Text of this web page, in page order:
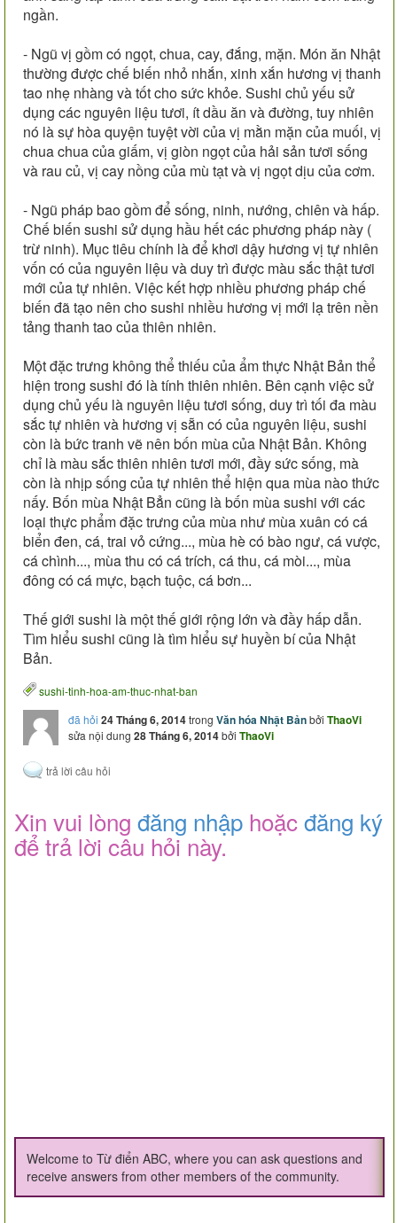
ngần.
- Ngũ vị gồm có ngọt, chua, cay, đắng, mặn. Món ăn Nhật
thường được chế biến nhỏ nhắn, xinh xắn hương vị thanh
tao nhẹ nhàng và tốt cho sức khỏe. Sushi chủ yếu sử
dụng các nguyên liệu tươi, ít dầu ăn và đường, tuy nhiên
nó là sự hòa quyện tuyệt vời của vị mằn mặn của muối, vị
chua chua của giấm, vị giòn ngọt của hải sản tươi sống
và rau củ, vị cay nồng của mù tạt và vị ngọt dịu của cơm.
- Ngũ pháp bao gồm để sống, ninh, nướng, chiên và hấp.
Chế biến sushi sử dụng hầu hết các phương pháp này (
trừ ninh). Mục tiêu chính là để khơi dậy hương vị tự nhiên
vốn có của nguyên liệu và duy trì được màu sắc thật tươi
mới của tự nhiên. Việc kết hợp nhiều phương pháp chế
biến đã tạo nên cho sushi nhiều hương vị mới lạ trên nền
tảng thanh tao của thiên nhiên.
Một đặc trưng không thể thiếu của ẩm thực Nhật Bản thể
hiện trong sushi đó là tính thiên nhiên. Bên cạnh việc sử
dụng chủ yếu là nguyên liệu tươi sống, duy trì tối đa màu
sắc tự nhiên và hương vị sẵn có của nguyên liệu, sushi
còn là bức tranh vẽ nên bốn mùa của Nhật Bản. Không
chỉ là màu sắc thiên nhiên tươi mới, đầy sức sống, mà
còn là nhịp sống của tự nhiên thể hiện qua mùa nào thức
nấy. Bốn mùa Nhật Bẳn cũng là bốn mùa sushi với các
loại thực phẩm đặc trưng của mùa như mùa xuân có cá
biển đen, cá, trai vỏ cứng..., mùa hè có bào ngư, cá vược,
cá chình..., mùa thu có cá trích, cá thu, cá mòi..., mùa
đông có cá mực, bạch tuộc, cá bơn...
Thế giới sushi là một thế giới rộng lớn và đầy hấp dẫn.
Tìm hiểu sushi cũng là tìm hiểu sự huyền bí của Nhật
Bản.
sushi-tinh-hoa-am-thuc-nhat-ban
đã hỏi 24 Tháng 6, 2014trong Văn hóa Nhật Bảnbởi ThaoVi
sửa nội dung 28 Tháng 6, 2014bởi ThaoVi
Xin vui lòng đăng nhập hoặcđăng ký
để trả lời câu hỏi này.
Welcome to Từ điển ABC, where you can ask questions and
receive answers from other members of the community.